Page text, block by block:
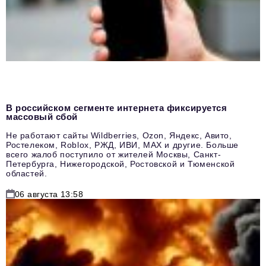
В российском сегменте интернета фиксируется
массовый сбой
Не работают сайты Wildberries, Ozon, Яндекс, Авито,
Ростелеком, Roblox, РЖД, ИВИ, MAX и другие. Больше
всего жалоб поступило от жителей Москвы, Санкт-
Петербурга, Нижегородской, Ростовской и Тюменской
областей.
06 августа 13:58